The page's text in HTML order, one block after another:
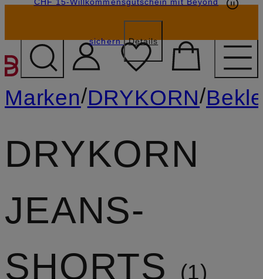
ZUM HAUPTINHALT
sichern Details
Marken/DRYKORN/
DRYKORN
JEANS-
SHORTS
1